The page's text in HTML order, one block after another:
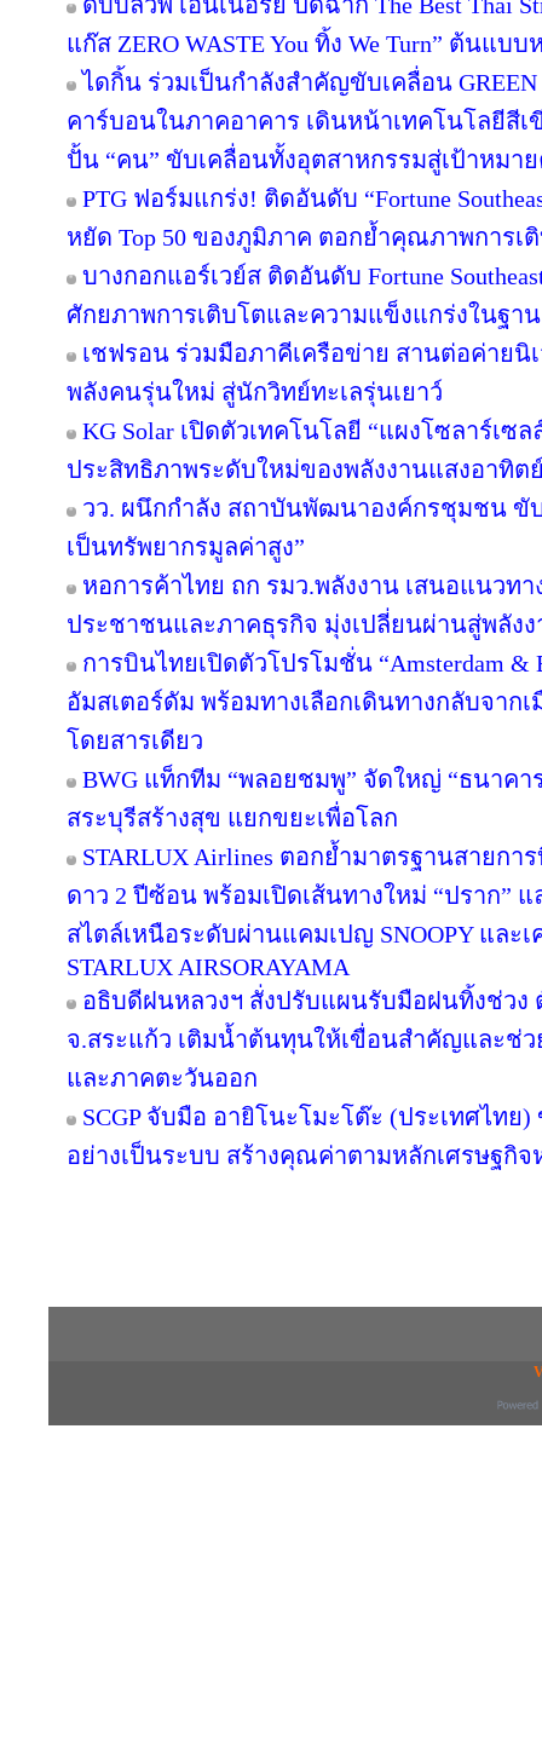
แก๊ส ZERO WASTE You ทิ้ง We Turn” ต้นแ
ไดกิ้น ร่วมเป็นกำลังสำคัญขับเคลื่อน
คาร์บอนในภาคอาคาร เดินหน้าเทคโนโลยีสีเ
ปั้น “คน” ขับเคลื่อนทั้งอุตสาหกรรมสู่เป้าหมา
PTG ฟอร์มแกร่ง! ติดอันดับ “Fortune
หยัด Top 50 ของภูมิภาค ตอกย้ำคุณภาพการเ
บางกอกแอร์เวย์ส ติดอันดับ Fortune
ศักยภาพการเติบโตและความแข็งแกร่งในฐ
เชฟรอน ร่วมมือภาคีเครือข่าย สานต่อค่ายนิ
พลังคนรุ่นใหม่ สู่นักวิทย์ทะเลรุ่นเยาว์
KG Solar เปิดตัวเทคโนโลยี “แผงโซลาร์เซ
ประสิทธิภาพระดับใหม่ของพลังงานแสงอาทิต
วว. ผนึกกำลัง สถาบันพัฒนาองค์กรชุมชน ขั
เป็นทรัพยากรมูลค่าสูง”
หอการค้าไทย ถก รมว.พลังงาน เสนอแนวท
ประชาชนและภาคธุรกิจ มุ่งเปลี่ยนผ่านสู่พลัง
การบินไทยเปิดตัวโปรโมชั่น “Amsterdam &
อัมสเตอร์ดัม พร้อมทางเลือกเดินทางกลับจาก
โดยสารเดียว
BWG แท็กทีม “พลอยชมพู” จัดใหญ่ “ธนาคา
สระบุรีสร้างสุข แยกขยะเพื่อโลก
STARLUX Airlines ตอกย้ำมาตรฐานสายกา
ดาว 2 ปีซ้อน พร้อมเปิดเส้นทางใหม่ “ปราก”
สไตล์เหนือระดับผ่านแคมเปญ SNOOPY และ
STARLUX AIRSORAYAMA
อธิบดีฝนหลวงฯ สั่งปรับแผนรับมือฝนทิ้งช่วง
จ.สระแก้ว เติมน้ำต้นทุนให้เขื่อนสำคัญและช่ว
และภาคตะวันออก
SCGP จับมือ อายิโนะโมะโต๊ะ (ประเทศไทย
อย่างเป็นระบบ สร้างคุณค่าตามหลักเศรษฐกิจ